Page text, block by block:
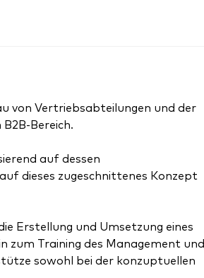
von Vertriebsabteilungen und der
Bereich.
auf dessen
dieses zugeschnittenes Konzept
Erstellung und Umsetzung eines
zum Training des Management und
sowohl bei der konzuptuellen